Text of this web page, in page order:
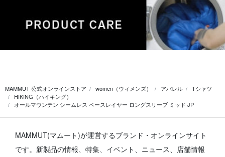
MAMMUT 公式オンラインストア women（ウィメンズ） アパレル
Tシャツ
HIKING（ハイキング）
オールマウンテン シームレス ベースレイヤー ロングスリーブ ミッド JP
MAMMUT(マムート)が運営するブランド・オンラインサイト
です。 新製品の情報、特集、イベント、ニュース、店舗情報